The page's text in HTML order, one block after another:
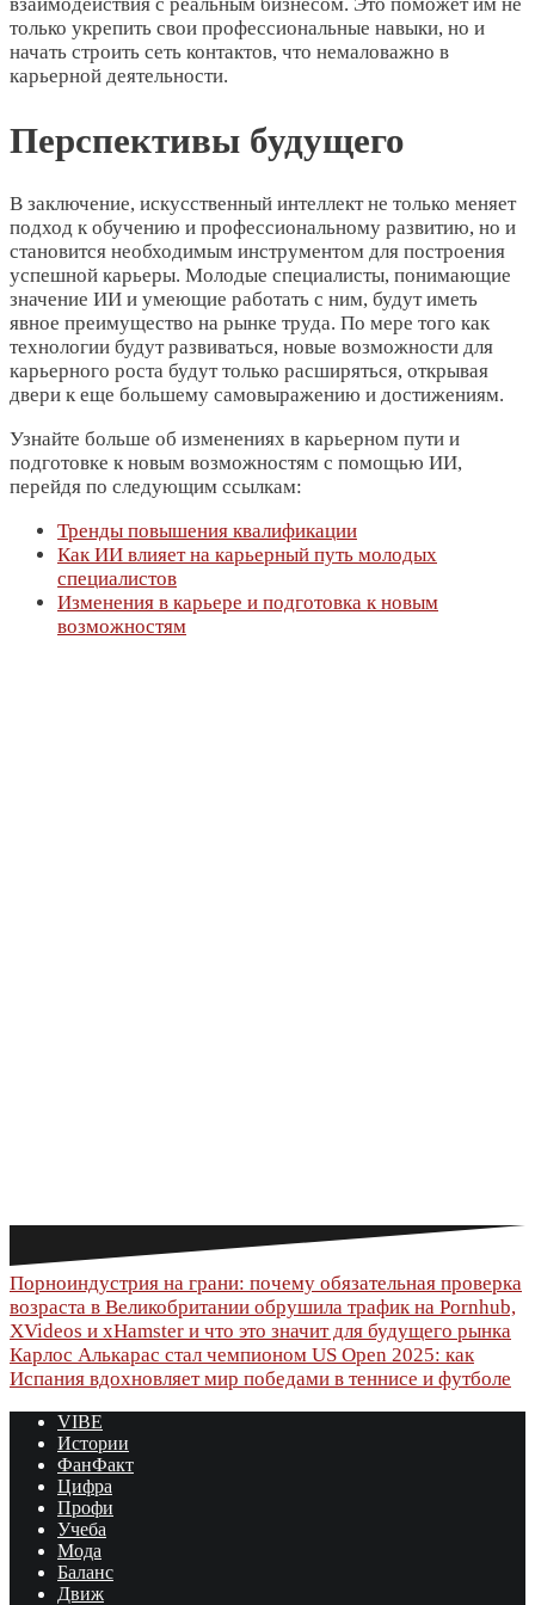
только укрепить свои профессиональные навыки, но и
начать строить сеть контактов, что немаловажно в
карьерной деятельности.
Перспективы будущего
В заключение, искусственный интеллект не только меняет
подход к обучению и профессиональному развитию, но и
становится необходимым инструментом для построения
успешной карьеры. Молодые специалисты, понимающие
значение ИИ и умеющие работать с ним, будут иметь
явное преимущество на рынке труда. По мере того как
технологии будут развиваться, новые возможности для
карьерного роста будут только расширяться, открывая
двери к еще большему самовыражению и достижениям.
Узнайте больше об изменениях в карьерном пути и
подготовке к новым возможностям с помощью ИИ,
перейдя по следующим ссылкам:
Тренды повышения квалификации
Как ИИ влияет на карьерный путь молодых
специалистов
Изменения в карьере и подготовка к новым
возможностям
Навигация
по
записям
Порноиндустрия на грани: почему обязательная проверка
возраста в Великобритании обрушила трафик на Pornhub,
XVideos и xHamster и что это значит для будущего рынка
Карлос Алькарас стал чемпионом US Open 2025: как
Испания вдохновляет мир победами в теннисе и футболе
VIBE
Истории
ФанФакт
Цифра
Профи
Учеба
Мода
Баланс
Движ